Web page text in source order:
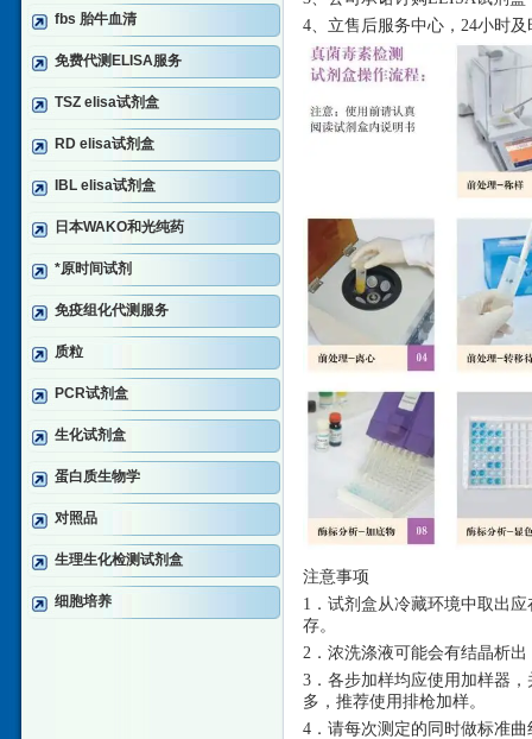
fbs 胎牛血清
免费代测ELISA服务
TSZ elisa试剂盒
RD elisa试剂盒
IBL elisa试剂盒
日本WAKO和光纯药
*原时间试剂
免疫组化代测服务
质粒
PCR试剂盒
生化试剂盒
蛋白质生物学
对照品
生理生化检测试剂盒
细胞培养
4、立售后服务中心，24小时
注意事项
1．试剂盒从冷藏环境中取出
存。
2．浓洗涤液可能会有结晶析
3．各步加样均应使用加样器
多，推荐使用排枪加样。
4．请每次测定的同时做标准